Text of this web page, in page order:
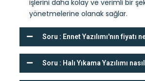
işlerini daha kolay ve verimli bir
yönetmelerine olanak sağlar.
Soru : Ennet Yazılımı'nın fiyatı
Soru : Halı Yıkama Yazılımı